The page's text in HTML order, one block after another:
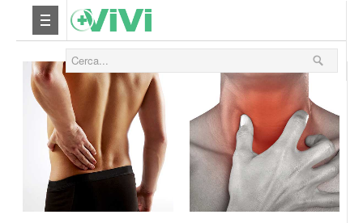
Yoga
Salute
Bellezza